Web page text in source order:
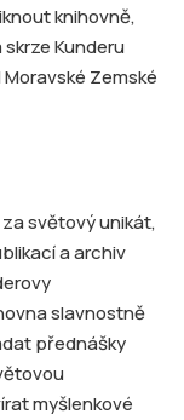
knihovně,
Kunderu
Zemské
světový unikát,
a archiv
slavnostně
přednášky
myšlenkové